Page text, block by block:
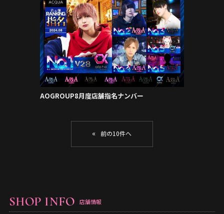
AOGROUP8月度店舗指名ナンバー
«
SHOP INFO 店舗情報